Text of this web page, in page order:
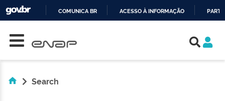
COMUNICA BR ACESSO À INFORMAÇÃO
Search